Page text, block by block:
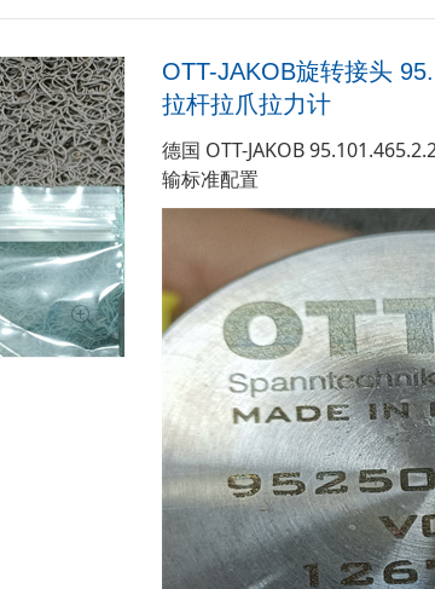
OTT-JAKOB旋转接头
拉杆拉爪拉力计
德国 OTT-JAKOB
输标准配置